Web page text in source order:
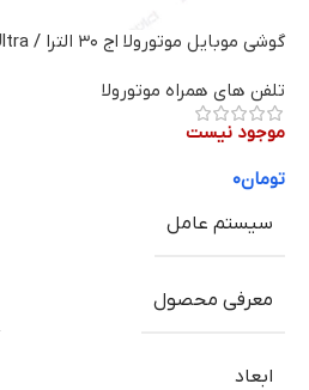
گوشی موبایل موتورولا اج ۳۰ الترا / Motorola Edge 30 Ultra
تلفن های همراه موتورولا
موجود نیست
تومان۰
سیستم عامل
معرفی محصول
ابعاد